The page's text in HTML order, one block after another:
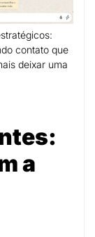
contato que
deixar uma
a